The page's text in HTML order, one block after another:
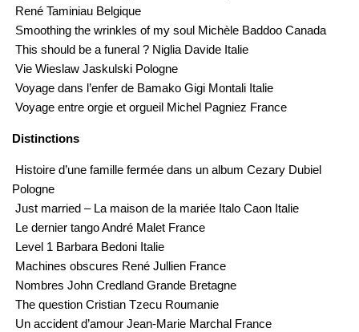
René Taminiau Belgique
Smoothing the wrinkles of my soul Michèle Baddoo Canada
This should be a funeral ? Niglia Davide Italie
Vie Wieslaw Jaskulski Pologne
Voyage dans l’enfer de Bamako Gigi Montali Italie
Voyage entre orgie et orgueil Michel Pagniez France
Distinctions
Histoire d’une famille fermée dans un album Cezary Dubiel
Pologne
Just married – La maison de la mariée Italo Caon Italie
Le dernier tango André Malet France
Level 1 Barbara Bedoni Italie
Machines obscures René Jullien France
Nombres John Credland Grande Bretagne
The question Cristian Tzecu Roumanie
Un accident d’amour Jean-Marie Marchal France